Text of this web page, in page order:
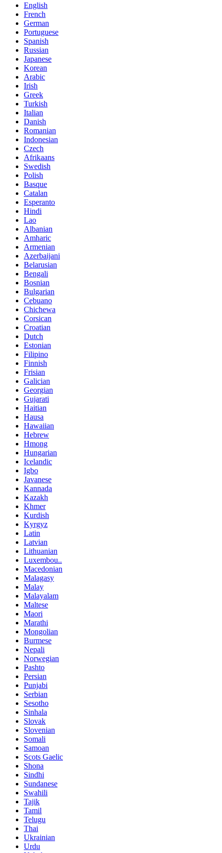
English
French
German
Portuguese
Spanish
Russian
Japanese
Korean
Arabic
Irish
Greek
Turkish
Italian
Danish
Romanian
Indonesian
Czech
Afrikaans
Swedish
Polish
Basque
Catalan
Esperanto
Hindi
Lao
Albanian
Amharic
Armenian
Azerbaijani
Belarusian
Bengali
Bosnian
Bulgarian
Cebuano
Chichewa
Corsican
Croatian
Dutch
Estonian
Filipino
Finnish
Frisian
Galician
Georgian
Gujarati
Haitian
Hausa
Hawaiian
Hebrew
Hmong
Hungarian
Icelandic
Igbo
Javanese
Kannada
Kazakh
Khmer
Kurdish
Kyrgyz
Latin
Latvian
Lithuanian
Luxembou..
Macedonian
Malagasy
Malay
Malayalam
Maltese
Maori
Marathi
Mongolian
Burmese
Nepali
Norwegian
Pashto
Persian
Punjabi
Serbian
Sesotho
Sinhala
Slovak
Slovenian
Somali
Samoan
Scots Gaelic
Shona
Sindhi
Sundanese
Swahili
Tajik
Tamil
Telugu
Thai
Ukrainian
Urdu